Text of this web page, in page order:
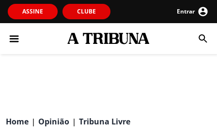
ASSINE CLUBE Entrar
Home | Opinião | Tribuna Livre